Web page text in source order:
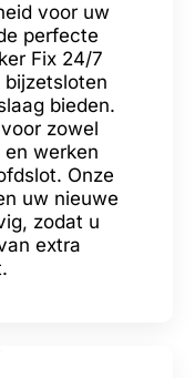
voor uw
perfecte
Fix 24/7
bieden.
zowel
werken
Onze
uw nieuwe
zodat u
extra